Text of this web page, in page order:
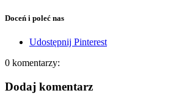
Doceń i poleć nas
Udostępnij Pinterest
0 komentarzy:
Dodaj komentarz